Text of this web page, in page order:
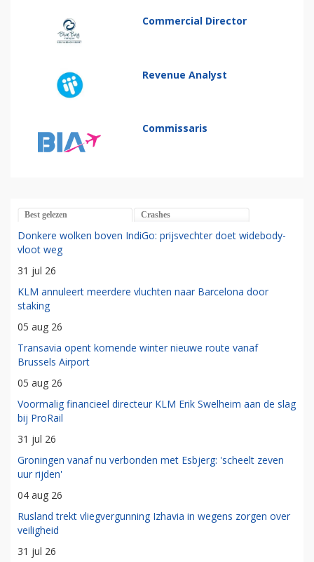
Commercial Director
Revenue Analyst
Commissaris
Best gelezen Crashes
Donkere wolken boven IndiGo: prijsvechter doet widebody-
vloot weg
31 jul 26
KLM annuleert meerdere vluchten naar Barcelona door
staking
05 aug 26
Transavia opent komende winter nieuwe route vanaf
Brussels Airport
05 aug 26
Voormalig financieel directeur KLM Erik Swelheim aan de slag
bij ProRail
31 jul 26
Groningen vanaf nu verbonden met Esbjerg: 'scheelt zeven
uur rijden'
04 aug 26
Rusland trekt vliegvergunning Izhavia in wegens zorgen over
veiligheid
31 jul 26